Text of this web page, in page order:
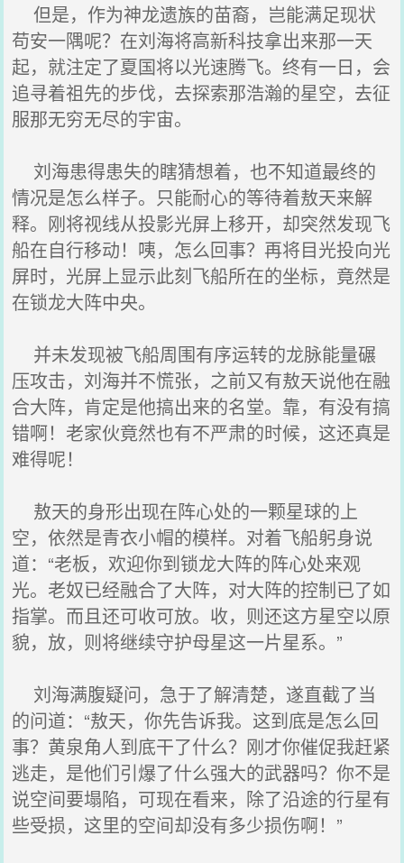
但是，作为神龙遗族的苗裔，岂能满足现状
苟安一隅呢？在刘海将高新科技拿出来那一天
起，就注定了夏国将以光速腾飞。终有一日，会
追寻着祖先的步伐，去探索那浩瀚的星空，去征
服那无穷无尽的宇宙。
刘海患得患失的瞎猜想着，也不知道最终的
情况是怎么样子。只能耐心的等待着敖天来解
释。刚将视线从投影光屏上移开，却突然发现飞
船在自行移动！咦，怎么回事？再将目光投向光
屏时，光屏上显示此刻飞船所在的坐标，竟然是
在锁龙大阵中央。
并未发现被飞船周围有序运转的龙脉能量碾
压攻击，刘海并不慌张，之前又有敖天说他在融
合大阵，肯定是他搞出来的名堂。靠，有没有搞
错啊！老家伙竟然也有不严肃的时候，这还真是
难得呢！
敖天的身形出现在阵心处的一颗星球的上
空，依然是青衣小帽的模样。对着飞船躬身说
道：“老板，欢迎你到锁龙大阵的阵心处来观
光。老奴已经融合了大阵，对大阵的控制已了如
指掌。而且还可收可放。收，则还这方星空以原
貌，放，则将继续守护母星这一片星系。”
刘海满腹疑问，急于了解清楚，遂直截了当
的问道：“敖天，你先告诉我。这到底是怎么回
事？黄泉角人到底干了什么？刚才你催促我赶紧
逃走，是他们引爆了什么强大的武器吗？你不是
说空间要塌陷，可现在看来，除了沿途的行星有
些受损，这里的空间却没有多少损伤啊！”